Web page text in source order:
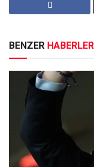
BENZER HABERLER